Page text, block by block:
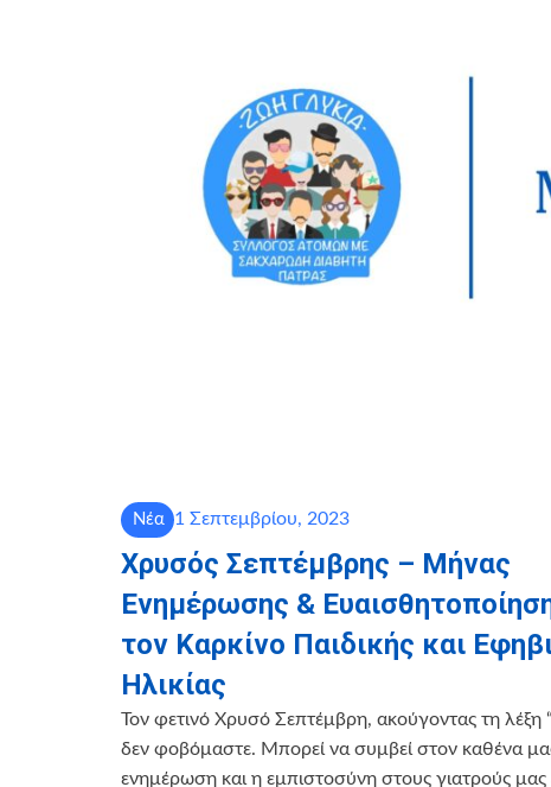
Νέα 1 Σεπτεμβρίου, 2023
Χρυσός Σεπτέμβρης – Μήνας
Ενημέρωσης &
τον Καρκίνο Παιδικής και
Ηλικίας
Τον φετινό Χρυσό Σεπτέμβρη, ακούγοντας τη λέξη
δεν φοβόμαστε. Μπορεί να συμβεί στον καθένα
ενημέρωση και η εμπιστοσύνη στους γιατρούς μας